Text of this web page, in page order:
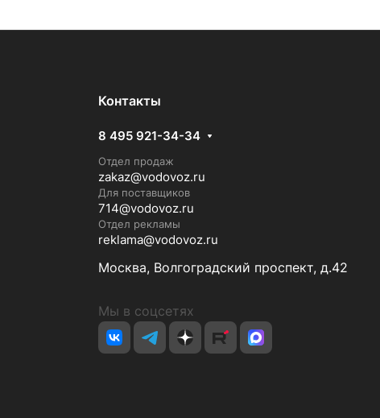
Контакты
8 495 921-34-34
Отдел продаж
zakaz@vodovoz.ru
Для поставщиков
714@vodovoz.ru
Отдел рекламы
reklama@vodovoz.ru
Москва, Волгоградский проспект, д.42
Мы в соцсетях